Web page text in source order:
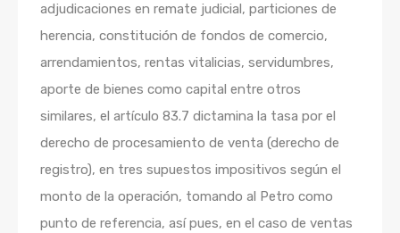
adjudicaciones en remate judicial, particiones de
herencia, constitución de fondos de comercio,
arrendamientos, rentas vitalicias, servidumbres,
aporte de bienes como capital entre otros
similares, el artículo 83.7 dictamina la tasa por el
derecho de procesamiento de venta (derecho de
registro), en tres supuestos impositivos según el
monto de la operación, tomando al Petro como
punto de referencia, así pues, en el caso de ventas